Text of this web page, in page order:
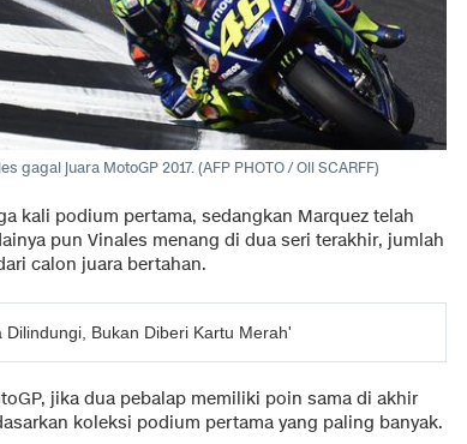
gagal juara MotoGP 2017. (AFP PHOTO / Oli SCARFF)
kali podium pertama, sedangkan Marquez telah
pun Vinales menang di dua seri terakhir, jumlah
calon juara bertahan.
Bukan Diberi Kartu Merah'
jika dua pebalap memiliki poin sama di akhir
koleksi podium pertama yang paling banyak.